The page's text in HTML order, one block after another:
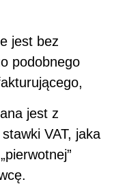
jest bez
podobnego
jest z
VAT, jaka